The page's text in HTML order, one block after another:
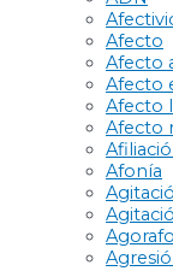
Afecto
Afecto
Afecto
Afecto
Afecto
Afonía